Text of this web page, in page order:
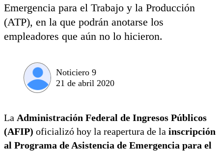
Emergencia para el Trabajo y la Producción
(ATP), en la que podrán anotarse los
empleadores que aún no lo hicieron.
Noticiero 9
21 de abril 2020
La Administración Federal de Ingresos Públicos
(AFIP) oficializó hoy la reapertura de la inscripción
al Programa de Asistencia de Emergencia para el